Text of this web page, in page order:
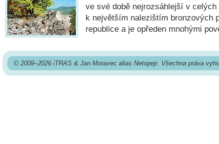
ve své době nejrozsáhlejší v
k největším nalezištím bronzových
republice a je opředen mnohými
© 2009–2026 iTRAS & Jan Moravec alias Netopejr. Všechna práva